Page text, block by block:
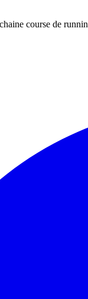
course de